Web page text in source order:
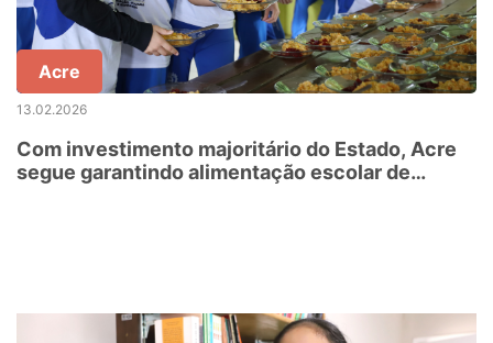
Acre
13.02.2026
Com investimento majoritário do Estado, Acre
segue garantindo alimentação escolar de